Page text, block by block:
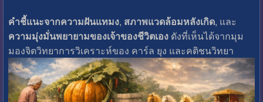
คำชี้แนะจากความฝันแทมง, สภาพแวดล้อมหลังเกิด, และ
ความมุ่งมั่นพยายามของเจ้าของชีวิตเองดังที่เห็นได้จากมุม
มองจิตวิทยาการวิเคราะห์ของ คาร์ล ยุง และคติชนวิทยา